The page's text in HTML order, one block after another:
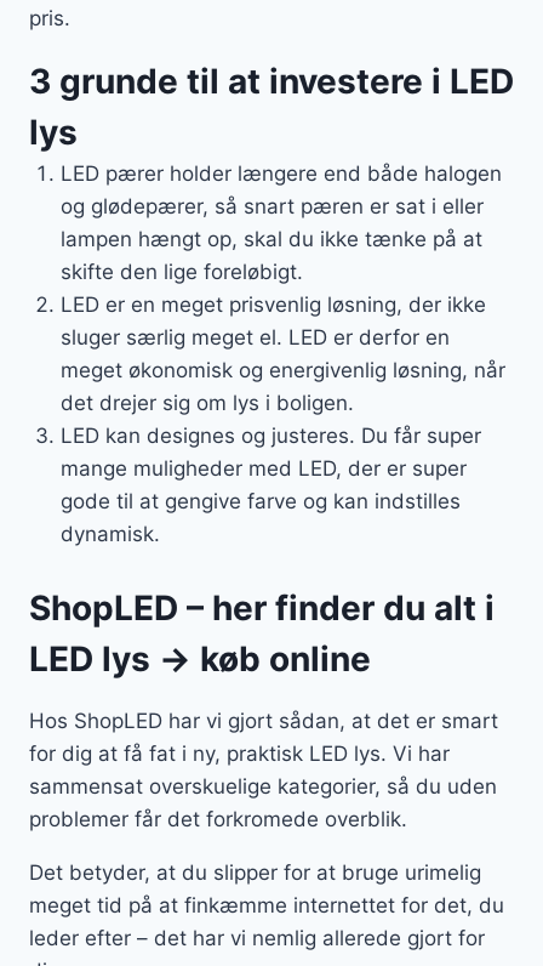
pris.
3 grunde til at investere i LED
lys
LED pærer holder længere end både halogen
og glødepærer, så snart pæren er sat i eller
lampen hængt op, skal du ikke tænke på at
skifte den lige foreløbigt.
LED er en meget prisvenlig løsning, der ikke
sluger særlig meget el. LED er derfor en
meget økonomisk og energivenlig løsning, når
det drejer sig om lys i boligen.
LED kan designes og justeres. Du får super
mange muligheder med LED, der er super
gode til at gengive farve og kan indstilles
dynamisk.
ShopLED – her finder du alt i
LED lys → køb online
Hos ShopLED har vi gjort sådan, at det er smart
for dig at få fat i ny, praktisk LED lys. Vi har
sammensat overskuelige kategorier, så du uden
problemer får det forkromede overblik.
Det betyder, at du slipper for at bruge urimelig
meget tid på at finkæmme internettet for det, du
leder efter – det har vi nemlig allerede gjort for